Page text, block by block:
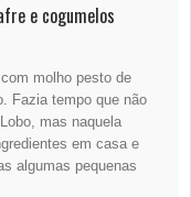
e cogumelos
molho pesto de
Fazia tempo que não
mas naquela
em casa e
algumas pequenas